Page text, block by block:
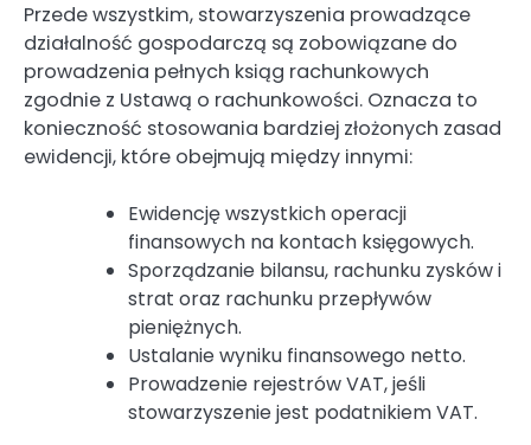
Przede wszystkim, stowarzyszenia prowadzące
działalność gospodarczą są zobowiązane do
prowadzenia pełnych ksiąg rachunkowych
zgodnie z Ustawą o rachunkowości. Oznacza to
konieczność stosowania bardziej złożonych zasad
ewidencji, które obejmują między innymi:
Ewidencję wszystkich operacji
finansowych na kontach księgowych.
Sporządzanie bilansu, rachunku zysków i
strat oraz rachunku przepływów
pieniężnych.
Ustalanie wyniku finansowego netto.
Prowadzenie rejestrów VAT, jeśli
stowarzyszenie jest podatnikiem VAT.